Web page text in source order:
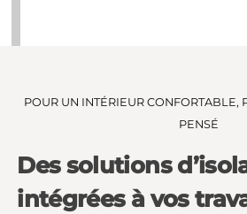
POUR UN INTÉRIEUR CONFORTABLE,
PENSÉ
Des solutions
intégrées à vos